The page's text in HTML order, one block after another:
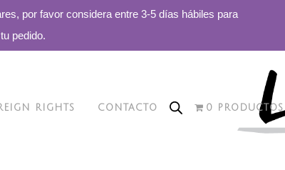
por favor considera entre 3-5 días hábiles para
pedido.
RIGHTS CONTACTO 0 PRODUCTOS